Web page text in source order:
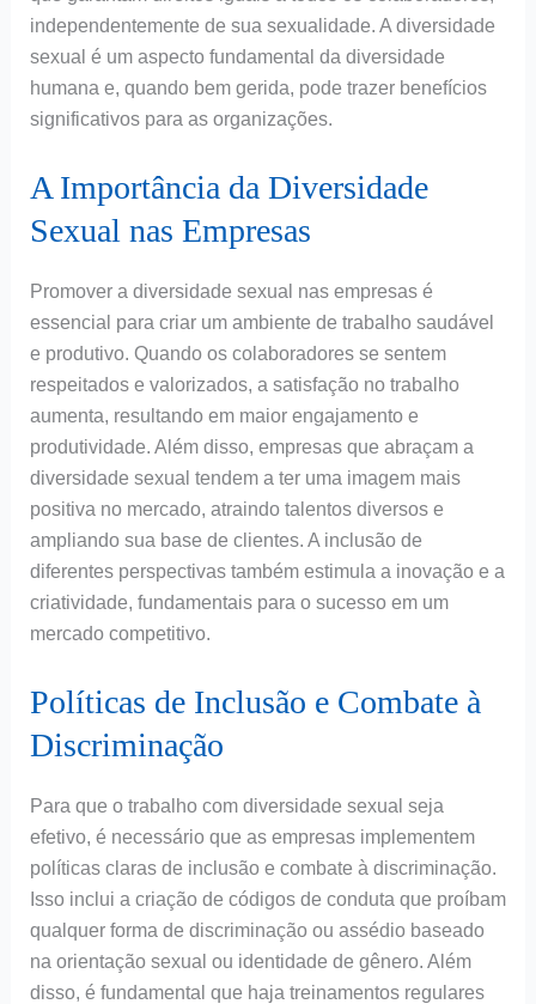
independentemente de sua sexualidade. A diversidade
sexual é um aspecto fundamental da diversidade
humana e, quando bem gerida, pode trazer benefícios
significativos para as organizações.
A Importância da Diversidade
Sexual nas Empresas
Promover a diversidade sexual nas empresas é
essencial para criar um ambiente de trabalho saudável
e produtivo. Quando os colaboradores se sentem
respeitados e valorizados, a satisfação no trabalho
aumenta, resultando em maior engajamento e
produtividade. Além disso, empresas que abraçam a
diversidade sexual tendem a ter uma imagem mais
positiva no mercado, atraindo talentos diversos e
ampliando sua base de clientes. A inclusão de
diferentes perspectivas também estimula a inovação e a
criatividade, fundamentais para o sucesso em um
mercado competitivo.
Políticas de Inclusão e Combate à
Discriminação
Para que o trabalho com diversidade sexual seja
efetivo, é necessário que as empresas implementem
políticas claras de inclusão e combate à discriminação.
Isso inclui a criação de códigos de conduta que proíbam
qualquer forma de discriminação ou assédio baseado
na orientação sexual ou identidade de gênero. Além
disso, é fundamental que haja treinamentos regulares